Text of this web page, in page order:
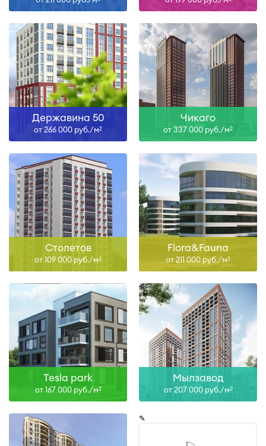
Державина 50
от 266 000 руб./м2
Чикаго
от 337 000 руб./м2
Столетов
от 109 000 руб./м2
Flora&Fauna
от 211 000 руб./м2
Tesla park
от 167 000 руб./м2
Мылзавод
от 207 000 руб./м2
✎